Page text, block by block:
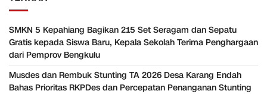
SMKN 5 Kepahiang Bagikan 215 Set Seragam dan Sepatu
Gratis kepada Siswa Baru, Kepala Sekolah Terima Penghargaan
dari Pemprov Bengkulu
Musdes dan Rembuk Stunting TA 2026 Desa Karang Endah
Bahas Prioritas RKPDes dan Percepatan Penanganan Stunting